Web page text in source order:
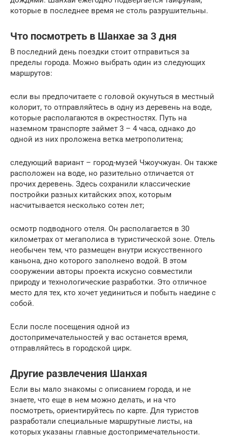
которые в последнее время не столь разрушительны.
Что посмотреть в Шанхае за 3 дня
В последний день поездки стоит отправиться за
пределы города. Можно выбрать один из следующих
маршрутов:
если вы предпочитаете с головой окунуться в местный
колорит, то отправляйтесь в одну из деревень на воде,
которые располагаются в окрестностях. Путь на
наземном транспорте займет 3 – 4 часа, однако до
одной из них проложена ветка метрополитена;
следующий вариант – город-музей Чжоучжуан. Он также
расположен на воде, но разительно отличается от
прочих деревень. Здесь сохранили классические
постройки разных китайских эпох, которым
насчитывается несколько сотен лет;
осмотр подводного отеля. Он располагается в 30
километрах от мегаполиса в туристической зоне. Отель
необычен тем, что размещен внутри искусственного
каньона, дно которого заполнено водой. В этом
сооружении авторы проекта искусно совместили
природу и технологические разработки. Это отличное
место для тех, кто хочет уединиться и побыть наедине с
собой.
Если после посещения одной из
достопримечательностей у вас останется время,
отправляйтесь в городской цирк.
Другие развлечения Шанхая
Если вы мало знакомы с описанием города, и не
знаете, что еще в нем можно делать, и на что
посмотреть, ориентируйтесь по карте. Для туристов
разработали специальные маршрутные листы, на
которых указаны главные достопримечательности.